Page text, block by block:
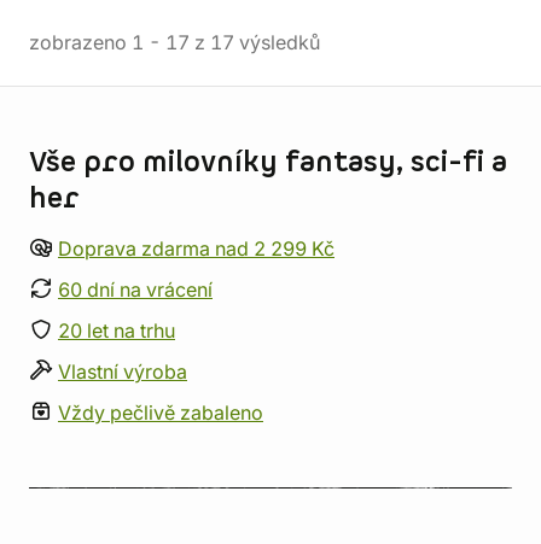
zobrazeno 1 - 17 z 17 výsledků
Vše pro milovníky fantasy, sci-fi a
her
Doprava zdarma nad 2 299 Kč
60 dní na vrácení
20 let na trhu
Vlastní výroba
Vždy pečlivě zabaleno